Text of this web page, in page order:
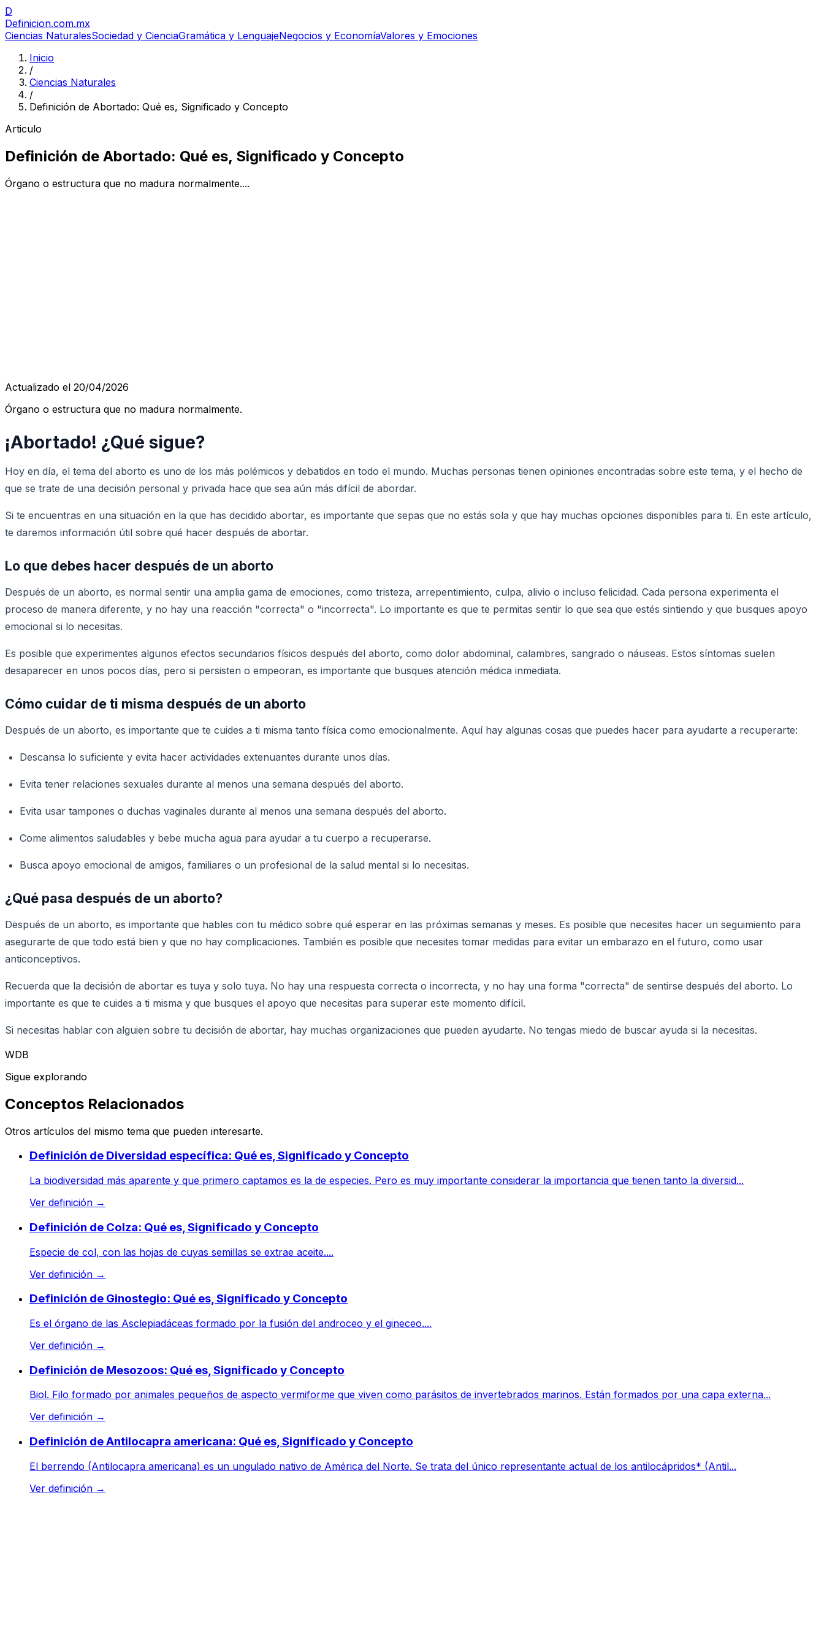
D
Definicion.com.mx
Ciencias NaturalesSociedad y CienciaGramática y LenguajeNegocios y EconomíaValores y Emociones
Inicio
/
Ciencias Naturales
/
Definición de Abortado: Qué es, Significado y Concepto
Articulo
Definición de Abortado: Qué es, Significado y Concepto
Órgano o estructura que no madura normalmente....
Actualizado el 20/04/2026
Órgano o estructura que no madura normalmente.
¡Abortado! ¿Qué sigue?
Hoy en día, el tema del aborto es uno de los más polémicos y debatidos en todo el mundo. Muchas personas tienen opiniones encontradas sobre este tema, y el hecho de
que se trate de una decisión personal y privada hace que sea aún más difícil de abordar.
Si te encuentras en una situación en la que has decidido abortar, es importante que sepas que no estás sola y que hay muchas opciones disponibles para ti. En este artículo,
te daremos información útil sobre qué hacer después de abortar.
Lo que debes hacer después de un aborto
Después de un aborto, es normal sentir una amplia gama de emociones, como tristeza, arrepentimiento, culpa, alivio o incluso felicidad. Cada persona experimenta el
proceso de manera diferente, y no hay una reacción "correcta" o "incorrecta". Lo importante es que te permitas sentir lo que sea que estés sintiendo y que busques apoyo
emocional si lo necesitas.
Es posible que experimentes algunos efectos secundarios físicos después del aborto, como dolor abdominal, calambres, sangrado o náuseas. Estos síntomas suelen
desaparecer en unos pocos días, pero si persisten o empeoran, es importante que busques atención médica inmediata.
Cómo cuidar de ti misma después de un aborto
Después de un aborto, es importante que te cuides a ti misma tanto física como emocionalmente. Aquí hay algunas cosas que puedes hacer para ayudarte a recuperarte:
Descansa lo suficiente y evita hacer actividades extenuantes durante unos días.
Evita tener relaciones sexuales durante al menos una semana después del aborto.
Evita usar tampones o duchas vaginales durante al menos una semana después del aborto.
Come alimentos saludables y bebe mucha agua para ayudar a tu cuerpo a recuperarse.
Busca apoyo emocional de amigos, familiares o un profesional de la salud mental si lo necesitas.
¿Qué pasa después de un aborto?
Después de un aborto, es importante que hables con tu médico sobre qué esperar en las próximas semanas y meses. Es posible que necesites hacer un seguimiento para
asegurarte de que todo está bien y que no hay complicaciones. También es posible que necesites tomar medidas para evitar un embarazo en el futuro, como usar
anticonceptivos.
Recuerda que la decisión de abortar es tuya y solo tuya. No hay una respuesta correcta o incorrecta, y no hay una forma "correcta" de sentirse después del aborto. Lo
importante es que te cuides a ti misma y que busques el apoyo que necesitas para superar este momento difícil.
Si necesitas hablar con alguien sobre tu decisión de abortar, hay muchas organizaciones que pueden ayudarte. No tengas miedo de buscar ayuda si la necesitas.
WDB
Sigue explorando
Conceptos Relacionados
Otros artículos del mismo tema que pueden interesarte.
Definición de Diversidad específica: Qué es, Significado y Concepto
La biodiversidad más aparente y que primero captamos es la de especies. Pero es muy importante considerar la importancia que tienen tanto la diversid...
Ver definición →
Definición de Colza: Qué es, Significado y Concepto
Especie de col, con las hojas de cuyas semillas se extrae aceite....
Ver definición →
Definición de Ginostegio: Qué es, Significado y Concepto
Es el órgano de las Asclepiadáceas formado por la fusión del androceo y el gineceo....
Ver definición →
Definición de Mesozoos: Qué es, Significado y Concepto
Biol. Filo formado por animales pequeños de aspecto vermiforme que viven como parásitos de invertebrados marinos. Están formados por una capa externa...
Ver definición →
Definición de Antilocapra americana: Qué es, Significado y Concepto
El berrendo (Antilocapra americana) es un ungulado nativo de América del Norte. Se trata del único representante actual de los antilocápridos* (Antil...
Ver definición →